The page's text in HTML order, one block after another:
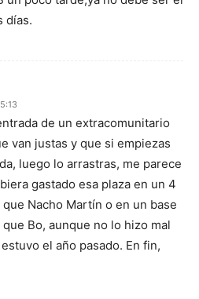
días.
de un extracomunitario
van justas y que si empiezas
luego lo arrastras, me parece
gastado esa plaza en un 4
Nacho Martín o en un base
Bo, aunque no lo hizo mal
el año pasado. En fin,